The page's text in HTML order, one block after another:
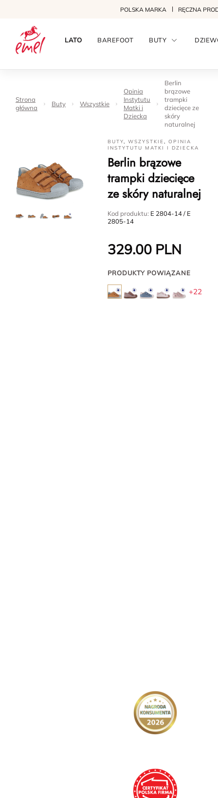
POLSKA MARKA RĘCZNA
LATO BAREFOOT BUTY
Strona
główna
Buty Wszystkie
Opinia
Instytutu
Matki i
Dziecka
Berlin
brązowe
trampki
dziecięce ze
skóry
naturalnej
BUTY,WSZYSTKIE,OPINIA
INSTYTUTU MATKI I DZIECKA
Berlin brązowe
trampki dziecięce
ze skóry naturalnej
Kod produktu: E 2804-14 / E
2805-14
329.00 PLN
PRODUKTY POWIĄZANE
+22